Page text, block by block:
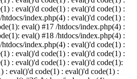
: eval()'d code(1) : eval()'d code(1) :
index.php(4) : eval()'d code(1) :
eval() #17 /htdocs/index.php(4) :
eval() #18 /htdocs/index.php(4) :
index.php(4) : eval()'d code(1) :
: eval()'d code(1) : eval()'d code(1) :
: eval()'d code(1) : eval()'d code(1):
: eval()'d code(1) : eval()'d code(1) :